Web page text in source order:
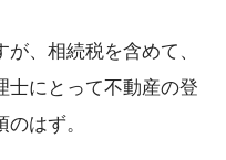
、相続税を含めて、
士にとって不動産の登
はず。